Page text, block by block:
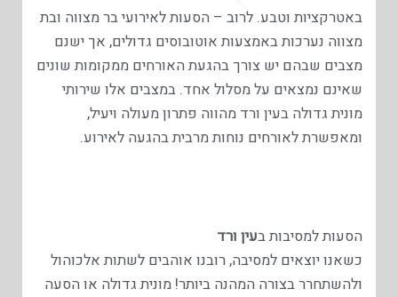
באטרקציות וטבע. לרוב – הסעות לאירועי בר מצווה ובת
מצווה נערכות באמצעות אוטובוסים גדולים, אך ישנם
מצבים שבהם יש צורך בהגעת האורחים ממקומות שונים
שאינם נמצאים על מסלול אחד. במצבים אלו שירותי
מונית גדולה בעין ורד מהווה פתרון מעולה ויעיל,
ומאפשרת לאורחים נוחות מרבית בהגעה לאירוע.
הסעות למסיבות בעין ורד
כשאנו יוצאים למסיבה, רובנו אוהבים לשתות אלכוהול
ולהשתחרר בצורה המהנה ביותר! מונית גדולה או הסעה